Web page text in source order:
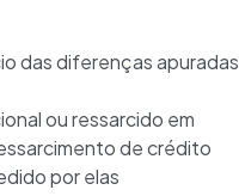
das diferenças apuradas
ou ressarcido em
de crédito
por elas